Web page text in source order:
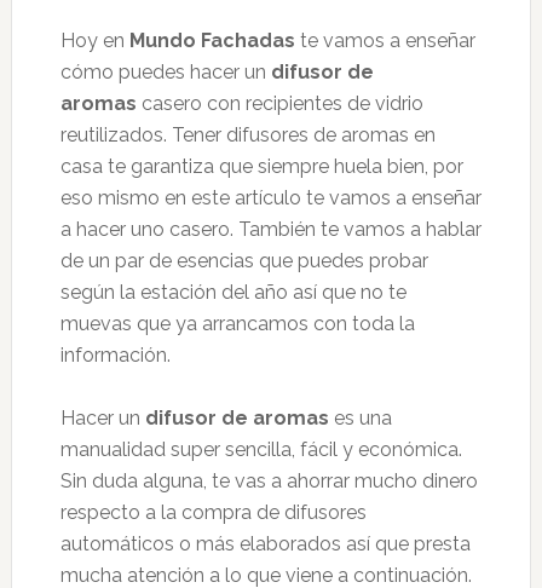
Hoy en Mundo Fachadas te vamos a enseñar
cómo puedes hacer un difusor de
aromas casero con recipientes de vidrio
reutilizados. Tener difusores de aromas en
casa te garantiza que siempre huela bien, por
eso mismo en este artículo te vamos a enseñar
a hacer uno casero. También te vamos a hablar
de un par de esencias que puedes probar
según la estación del año así que no te
muevas que ya arrancamos con toda la
información.
Hacer un difusor de aromas es una
manualidad super sencilla, fácil y económica.
Sin duda alguna, te vas a ahorrar mucho dinero
respecto a la compra de difusores
automáticos o más elaborados así que presta
mucha atención a lo que viene a continuación.